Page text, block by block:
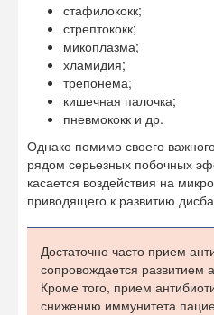
стафилококк;
стрептококк;
микоплазма;
хламидия;
трепонема;
кишечная палочка;
пневмококк и др.
Однако помимо своего
рядом серьезных побочных
касается воздействия на
приводящего к развитию
Достаточно часто прием
сопровождается развитием
Кроме того, прием
снижению иммунитета